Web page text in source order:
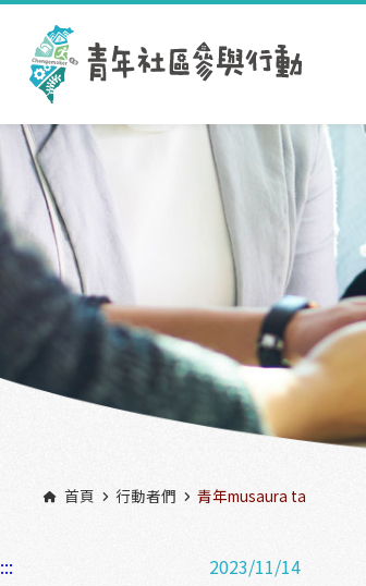
跳到主要內容區塊
首頁 行動者們 青年musaura ta
::: 2023/11/14